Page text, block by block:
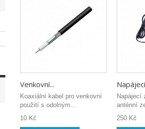
Venkovní...
Koaxiální kabel pro venkovní
použití s odolným...
10 Kč
Napájecí
anténní
250 Kč